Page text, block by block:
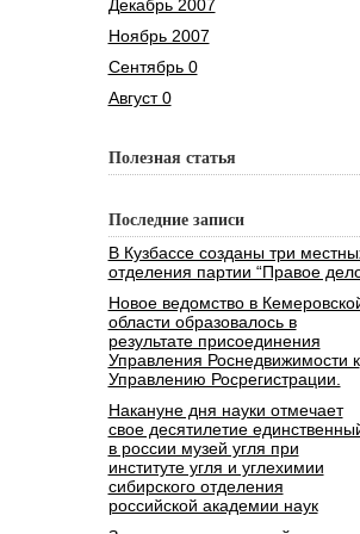
Декабрь 2007
Ноябрь 2007
Сентябрь 0
Август 0
Полезная статья
Последние записи
В Кузбассе созданы три
отделения партии “Правое
Новое ведомство в
области образовалось в
результате присоединения
Управления Роснедвижимости к
Управлению Росрегистрации.
Накануне дня науки отмечает
свое десятилетие
в россии музей угля при
институте угля и углехимии
сибирского отделения
российской академии наук